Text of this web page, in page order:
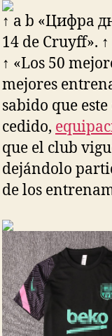
↑ a b «Цифра
14 de Cruyff».
↑ «Los 50
mejores
sabido que
cedido,
que el club
dejándolo
de los